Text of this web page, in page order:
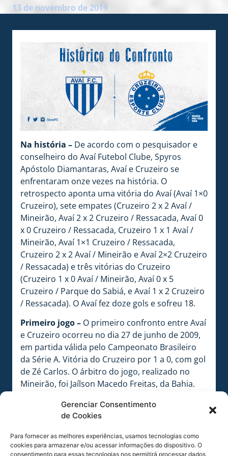
Gerenciar Consentimento
de Cookies
Para fornecer as melhores experiências, usamos tecnologias como
cookies para armazenar e/ou acessar informações do dispositivo. O
consentimento para essas tecnologias nos permitirá processar dados
13 de novembro de 2019
Na história – De acordo com o pesquisador e
conselheiro do Avaí Futebol Clube, Spyros
Apóstolo Diamantaras, Avaí e Cruzeiro se
enfrentaram onze vezes na história. O
retrospecto aponta uma vitória do Avaí (Avaí 1×0
Cruzeiro), sete empates (Cruzeiro 2 x 2 Avaí /
Mineirão, Avaí 2 x 2 Cruzeiro / Ressacada, Avaí 0
x 0 Cruzeiro / Ressacada, Cruzeiro 1 x 1 Avaí /
Mineirão, Avaí 1×1 Cruzeiro / Ressacada,
Cruzeiro 2 x 2 Avaí / Mineirão e Avaí 2×2 Cruzeiro
/ Ressacada) e três vitórias do Cruzeiro
(Cruzeiro 1 x 0 Avaí / Mineirão, Avaí 0 x 5
Cruzeiro / Parque do Sabiá, e Avaí 1 x 2 Cruzeiro
/ Ressacada). O Avaí fez doze gols e sofreu 18.
Primeiro jogo – O primeiro confronto entre Avaí
e Cruzeiro ocorreu no dia 27 de junho de 2009,
em partida válida pelo Campeonato Brasileiro
da Série A. Vitória do Cruzeiro por 1 a 0, com gol
de Zé Carlos. O árbitro do jogo, realizado no
Mineirão, foi Jaílson Macedo Freitas, da Bahia.
Último confronto –Ocorreu em 11 de agosto
de 2019, às 16h, no estádio Dr. Aderbal Ramos
partida válida pela 14ª rodada do Campeonato
Brasileiro da série A, empate em 2 a 2. Os gols